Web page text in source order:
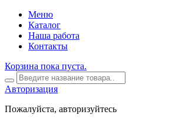
Меню
Каталог
Наша работа
Контакты
Корзина пока пуста.
Авторизация
Пожалуйста, авторизуйтесь